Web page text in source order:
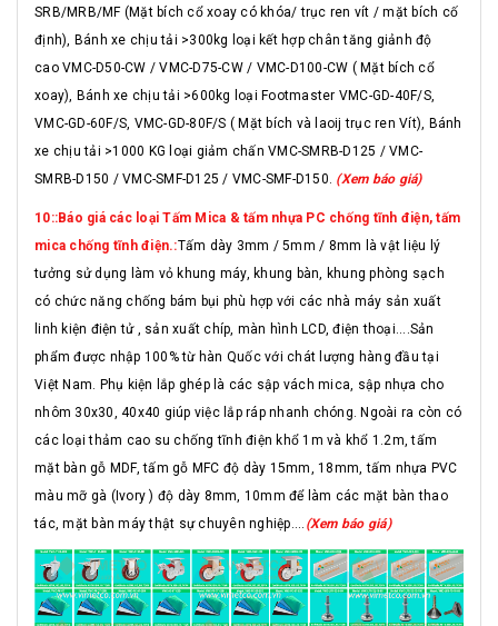
SRB/MRB/MF (Mặt bích cổ xoay có khóa/ trục ren vít / mặt bích cố
định), Bánh xe chịu tải >300kg loại kết hợp chân tăng giảnh độ
cao VMC-D50-CW / VMC-D75-CW / VMC-D100-CW ( Mặt bích cổ
xoay), Bánh xe chịu tải >600kg loại Footmaster VMC-GD-40F/S,
VMC-GD-60F/S, VMC-GD-80F/S ( Mặt bích và laoij trục ren Vít), Bánh
xe chịu tải >1000 KG loại giảm chấn VMC-SMRB-D125 / VMC-
SMRB-D150 / VMC-SMF-D125 / VMC-SMF-D150. (Xem báo giá)
10::Báo giá các loại Tấm Mica & tấm nhựa PC chống tĩnh điện, tấm
mica chống tĩnh điện.:Tấm dày 3mm / 5mm / 8mm là vật liệu lý
tưởng sử dụng làm vỏ khung máy, khung bàn, khung phòng sạch
có chức năng chống bám bụi phù hợp với các nhà máy sản xuất
linh kiện điện tử , sản xuất chíp, màn hình LCD, điện thoại....Sản
phẩm được nhập 100% từ hàn Quốc với chát lượng hàng đầu tại
Việt Nam. Phụ kiện lắp ghép là các sập vách mica, sập nhựa cho
nhôm 30x30, 40x40 giúp việc lắp ráp nhanh chóng. Ngoài ra còn có
các loại thảm cao su chống tĩnh điện khổ 1m và khổ 1.2m, tấm
mặt bàn gỗ MDF, tấm gỗ MFC độ dày 15mm, 18mm, tấm nhựa PVC
màu mỡ gà (Ivory ) độ dày 8mm, 10mm để làm các mặt bàn thao
tác, mặt bàn máy thật sự chuyên nghiệp....
(Xem báo giá)